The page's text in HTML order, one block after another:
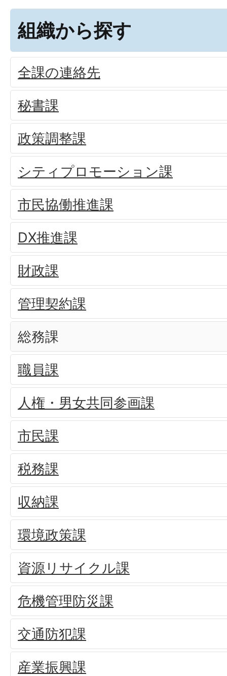
組織から探す
全課の連絡先
秘書課
政策調整課
シティプロモーション課
市民協働推進課
DX推進課
財政課
管理契約課
総務課
職員課
人権・男女共同参画課
市民課
税務課
収納課
環境政策課
資源リサイクル課
危機管理防災課
交通防犯課
産業振興課